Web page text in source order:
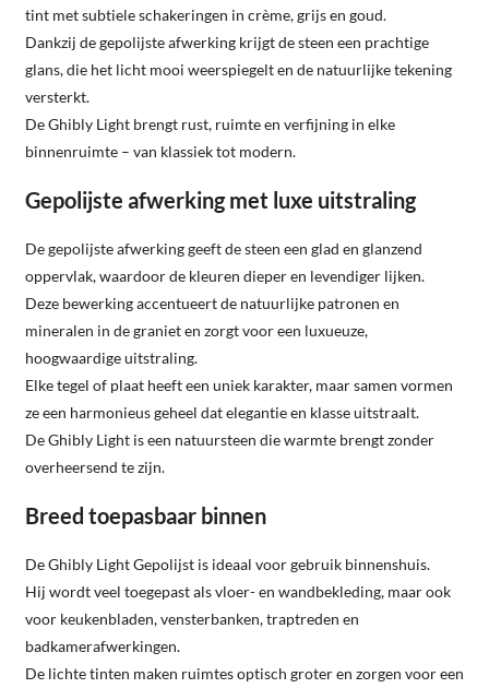
tint met subtiele schakeringen in crème, grijs en goud.
Dankzij de gepolijste afwerking krijgt de steen een prachtige
glans, die het licht mooi weerspiegelt en de natuurlijke tekening
versterkt.
De Ghibly Light brengt rust, ruimte en verfijning in elke
binnenruimte – van klassiek tot modern.
Gepolijste afwerking met luxe uitstraling
De gepolijste afwerking geeft de steen een glad en glanzend
oppervlak, waardoor de kleuren dieper en levendiger lijken.
Deze bewerking accentueert de natuurlijke patronen en
mineralen in de graniet en zorgt voor een luxueuze,
hoogwaardige uitstraling.
Elke tegel of plaat heeft een uniek karakter, maar samen vormen
ze een harmonieus geheel dat elegantie en klasse uitstraalt.
De Ghibly Light is een natuursteen die warmte brengt zonder
overheersend te zijn.
Breed toepasbaar binnen
De Ghibly Light Gepolijst is ideaal voor gebruik binnenshuis.
Hij wordt veel toegepast als vloer- en wandbekleding, maar ook
voor keukenbladen, vensterbanken, traptreden en
badkamerafwerkingen.
De lichte tinten maken ruimtes optisch groter en zorgen voor een